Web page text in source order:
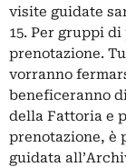
visite guidate
15. Per gruppi
prenotazione.
vorranno
beneficeranno
della Fattoria e
prenotazione, è
guidata